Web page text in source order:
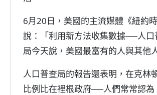
6月20日，美國的主流媒體《紐約
說：「利用新方法收集數據──人
局今天說，美國最富有的人與其他
人口普查局的報告還表明，在克林
比例比在裡根政府──人們常常認